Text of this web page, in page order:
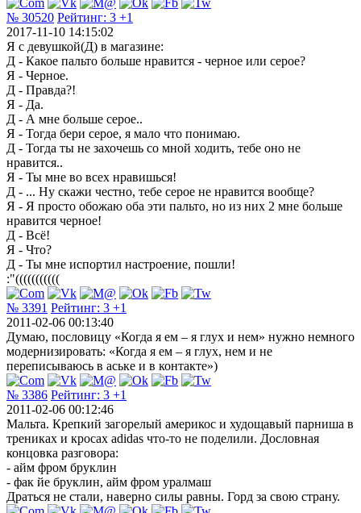
№ 30520 Рейтинг: 3 +1
2017-11-10 14:15:02
Я с девушкой(Д) в магазине:
Д - Какое пальто больше нравится - черное или серое?
Я - Черное.
Д - Правда?!
Я - Да.
Д - А мне больше серое..
Я - Тогда бери серое, я мало что понимаю.
Д - Тогда ты не захочешь со мной ходить, тебе оно не
нравится..
Я - Ты мне во всех нравишься!
Д - ... Ну скажи честно, тебе серое не нравится вообще?
Я - Я просто обожаю оба эти пальто, но из них 2 мне больше
нравится черное!
Д - Всё!
Я - Что?
Д - Ты мне испортил настроение, пошли!
:"(((((((((((
№ 3391 Рейтинг: 3 +1
2011-02-06 00:13:40
Думаю, пословицу «Когда я ем – я глух и нем» нужно немного
модернизировать: «Когда я ем – я глух, нем и не
переписываюсь в аське и в контакте»)
№ 3386 Рейтинг: 3 +1
2011-02-06 00:12:46
Мальта. Крепкий загорелый америкос и худощавый парниша в
трениках и кросах adidas что-то не поделили. Дословная
концовка разговора:
- айм фром бруклин
- фак йе бруклин, айм фром уралмаш
Драться не стали, наверно силы равны. Горд за свою страну.